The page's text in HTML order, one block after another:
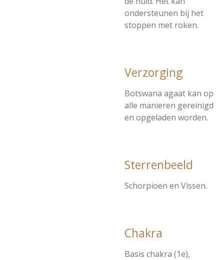
ondersteunen bij het
stoppen met roken.
Verzorging
Botswana agaat kan op
alle manieren gereinigd
en opgeladen worden.
Sterrenbeeld
Schorpioen en Vissen.
Chakra
Basis chakra (1e),